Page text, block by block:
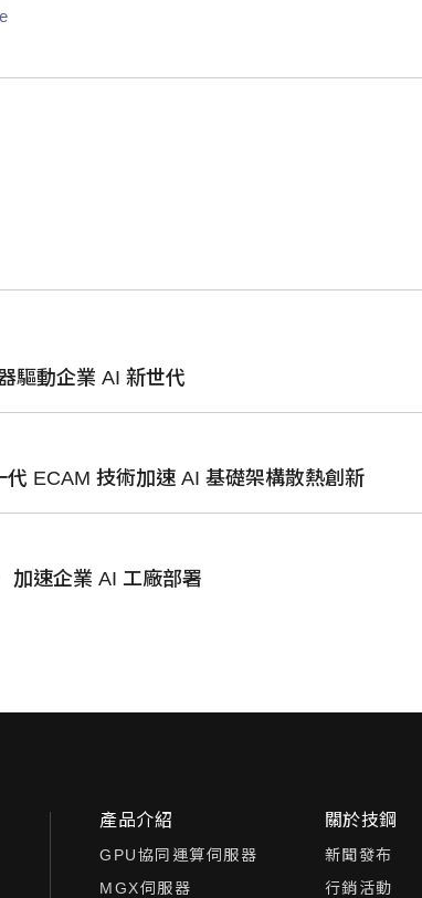
驅動企業 AI 新世代
ECAM 技術加速 AI 基礎架構散熱創新
加速企業 AI 工廠部署
產品介紹
GPU協同運算伺服器
MGX伺服器
關於技鋼
新聞發布
行銷活動